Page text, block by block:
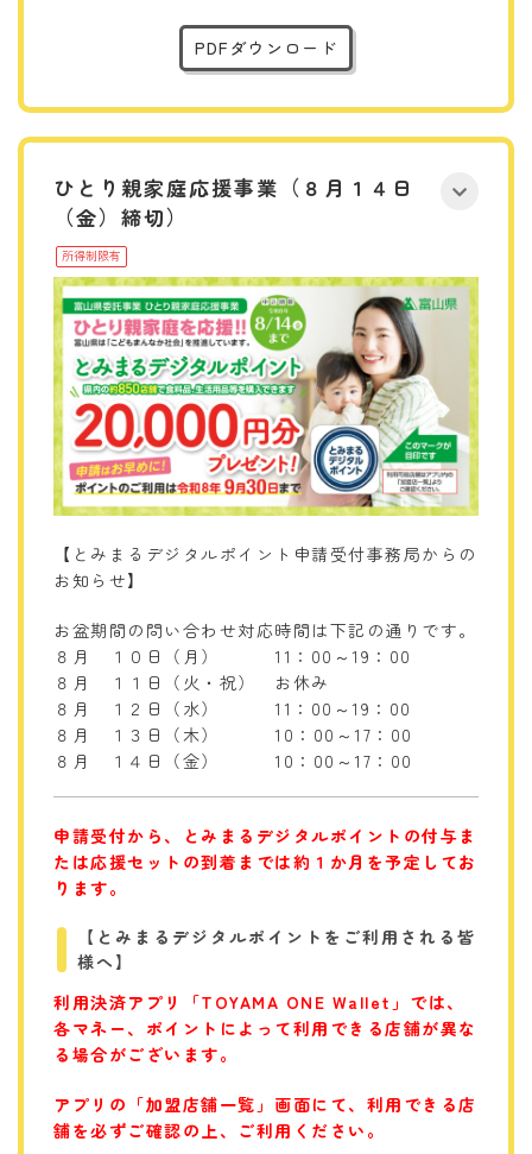
PDFダウンロード
ひとり親家庭応援事業（８月１４日
（金）締切）
所得制限有
【とみまるデジタルポイント申請受付事務局からの
お知らせ】
お盆期間の問い合わせ対応時間は下記の通りです。
８月 １０日（月） 11：00～19：00
８月 １１日（火・祝） お休み
８月 １２日（水） 11：00～19：00
８月 １３日（木） 10：00～17：00
８月 １４日（金） 10：00～17：00
申請受付から、とみまるデジタルポイントの付与ま
たは応援セットの到着までは約１か月を予定してお
ります。
【とみまるデジタルポイントをご利用される皆
様へ】
利用決済アプリ「TOYAMA ONE Wallet」では、
各マネー、ポイントによって利用できる店舗が異な
る場合がございます。
アプリの「加盟店舗一覧」画面にて、 利用できる店
舗を必ずご確認の上、ご利用ください。